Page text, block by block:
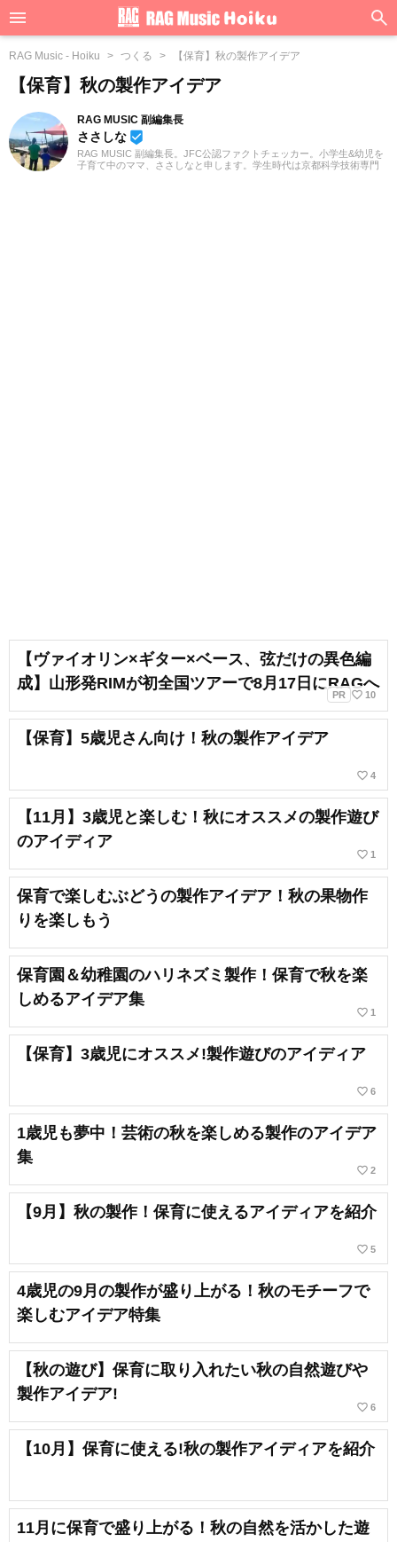
RAG Music - Hoiku つくる 【保育】秋の製作アイデア
【保育】秋の製作アイデア
RAG MUSIC 副編集長
ささしな beenhere
RAG MUSIC 副編集長。JFC公認ファクトチェッカー。小学生&幼児を
子育て中のママ、ささしなと申します。学生時代は京都科学技術専門
【ヴァイオリン×ギター×ベース、弦だけの異色編
成】山形発RIMが初全国ツアーで8月17日にRAGへ
PR favorite_border 10
【保育】5歳児さん向け！秋の製作アイデア
favorite_border 4
【11月】3歳児と楽しむ！秋にオススメの製作遊び
のアイディア
favorite_border 1
保育で楽しむぶどうの製作アイデア！秋の果物作
りを楽しもう
保育園＆幼稚園のハリネズミ製作！保育で秋を楽
しめるアイデア集
favorite_border 1
【保育】3歳児にオススメ!製作遊びのアイディア
favorite_border 6
1歳児も夢中！芸術の秋を楽しめる製作のアイデア
集
favorite_border 2
【9月】秋の製作！保育に使えるアイディアを紹介
favorite_border 5
4歳児の9月の製作が盛り上がる！秋のモチーフで
楽しむアイデア特集
【秋の遊び】保育に取り入れたい秋の自然遊びや
製作アイデア!
favorite_border 6
【10月】保育に使える!秋の製作アイディアを紹介
11月に保育で盛り上がる！秋の自然を活かした遊